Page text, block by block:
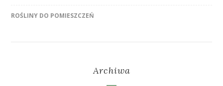
ROŚLINY DO POMIESZCZEŃ
Archiwa